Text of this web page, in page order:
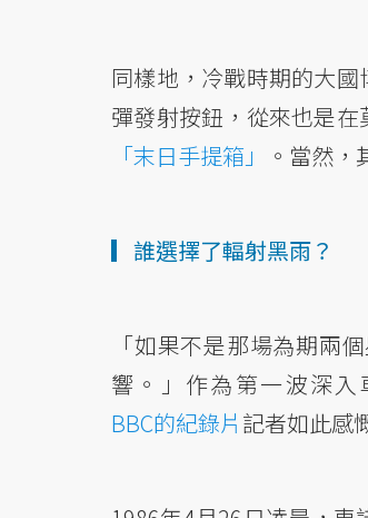
同樣地，冷戰時期的大
彈發射按鈕，從來也是
「末日手提箱」
。當然
▎誰選擇了輻射黑雨？
「如果不是那場為期兩
響。」作為第一波深入
BBC的紀錄片 記者如此感